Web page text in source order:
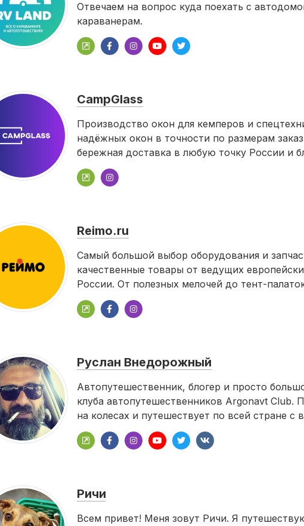
Отвечаем на вопрос куда поехать с
караванерам.
CampGlass
Производство окон для кемперов и
надёжных окон в точности по размерам
бережная доставка в любую точку России и
Reimo.ru
Самый большой выбор оборудования и
качественные товары от ведущих
России. От полезных мелочей до тент-
Руслан Внедорожный
Автопутешественник, блогер и просто
клуба автопутешественников Argonavt Club.
на колесах и путешествует по всей стране с
Ричи
Всем привет! Меня зовут Ричи. Я